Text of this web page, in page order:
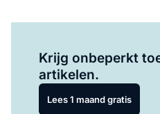
Krijg onbeperkt
artikelen.
Lees 1 maand gratis